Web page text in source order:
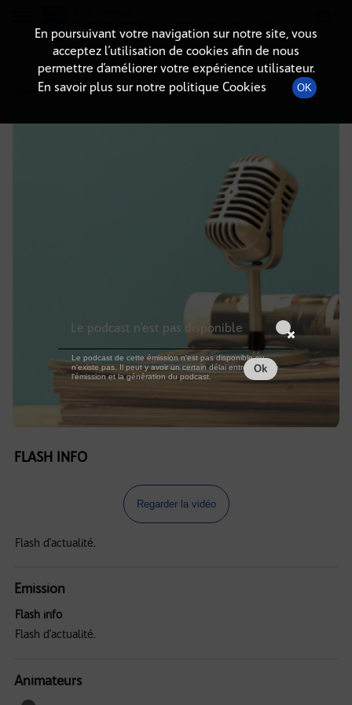
DÉTAILS DE L'ÉPISODE
20 janvier 2024à 15h59, durée : Invalid date
FLASH INFO
Regarder la vidéo
Flash d'actualité.
Emission
Flash info
Flash d'actualité.
Animateurs
En poursuivant votre navigation sur notre site, vous
acceptez l’utilisation de cookies afin de nous
permettre d’améliorer votre expérience utilisateur.
En savoir plus sur notre politique Cookies
OK
Le podcast n'est pas disponible
Le podcast de cette émission n'est pas disponible ou
n'existe pas. Il peut y avoir un certain délai entre la fin de
l'émission et la génération du podcast.
Ok